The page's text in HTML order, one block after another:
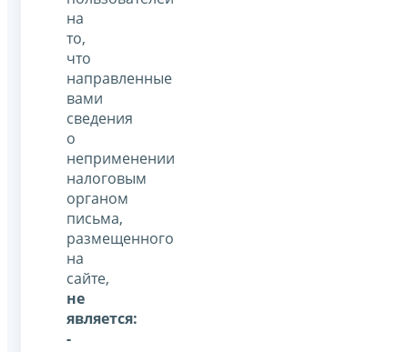
на
то,
что
направленные
вами
сведения
о
неприменении
налоговым
органом
письма,
размещенного
на
сайте,
не
является:
-